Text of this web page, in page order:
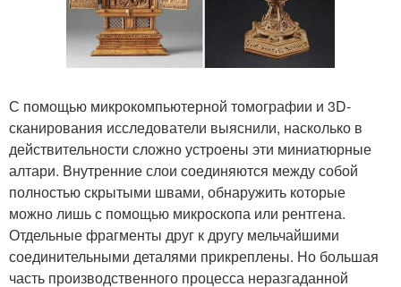
С помощью микрокомпьютерной томографии и 3D-
сканирования исследователи выяснили, насколько в
действительности сложно устроены эти миниатюрные
алтари. Внутренние слои соединяются между собой
полностью скрытыми швами, обнаружить которые
можно лишь с помощью микроскопа или рентгена.
Отдельные фрагменты друг к другу мельчайшими
соединительными деталями прикреплены. Но большая
часть производственного процесса неразгаданной